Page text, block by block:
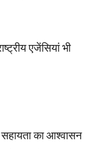
एजेंसियां भी
का आश्वासन